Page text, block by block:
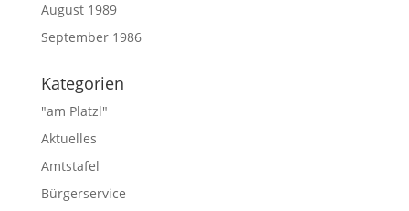
August 1989
September 1986
Kategorien
"am Platzl"
Aktuelles
Amtstafel
Bürgerservice